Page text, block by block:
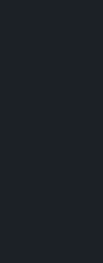
ขายังเป็นสัญลักษณ์
ญ นี่คือการทดสอบที่
มบันเทิงแบบเต็ม
มเข้มข้นยังคงอยู่
ที่สมบูรณ์แบบ
ให้กับเรื่องราว
Reacher ซีซั่นนี้จะ
เต็มไปด้วยแอ็คชั่น
ำให้คุณติดหนึบจน